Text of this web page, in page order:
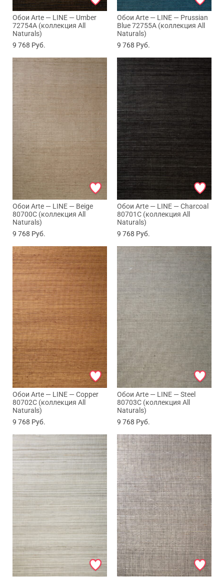
Обои Arte — LINE — Umber
72754A (коллекция All
Naturals)
9 768 Руб.
Обои Arte — LINE — Prussian
Blue 72755A (коллекция All
Naturals)
9 768 Руб.
Обои Arte — LINE — Beige
80700C (коллекция All
Naturals)
9 768 Руб.
Обои Arte — LINE — Charcoal
80701C (коллекция All
Naturals)
9 768 Руб.
Обои Arte — LINE — Copper
80702C (коллекция All
Naturals)
9 768 Руб.
Обои Arte — LINE — Steel
80703C (коллекция All
Naturals)
9 768 Руб.